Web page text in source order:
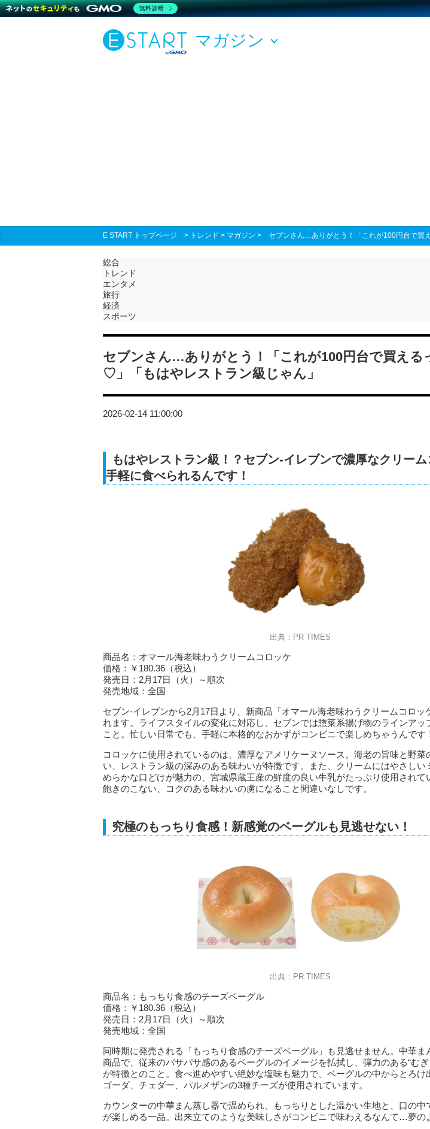
マガジン
E START トップページ > トレンド > マガジン > セブンさん…ありがとう！「これが100円台で買
総合
トレンド
エンタメ
旅行
経済
スポーツ
セブンさん…ありがとう！「これが100円台で買える
♡」「もはやレストラン級じゃん」
2026-02-14 11:00:00
もはやレストラン級！？セブン‐イレブンで濃厚なクリー
手軽に食べられるんです！
出典：PR TIMES
商品名：オマール海老味わうクリームコロッケ
価格：￥180.36（税込）
発売日：2月17日（火）～順次
発売地域：全国
セブン‐イレブンから2月17日より、新商品「オマール海老味わうクリームコロッ
れます。ライフスタイルの変化に対応し、セブンでは惣菜系揚げ物のラインアッ
こと。忙しい日常でも、手軽に本格的なおかずがコンビニで楽しめちゃうんです
コロッケに使用されているのは、濃厚なアメリケーヌソース。海老の旨味と野菜
い、レストラン級の深みのある味わいが特徴です。また、クリームにはやさしい
めらかな口どけが魅力の、宮城県蔵王産の鮮度の良い牛乳がたっぷり使用されて
飽きのこない、コクのある味わいの虜になること間違いなしです。
究極のもっちり食感！新感覚のベーグルも見逃せない！
出典：PR TIMES
商品名：もっちり食感のチーズベーグル
価格：￥180.36（税込）
発売日：2月17日（火）～順次
発売地域：全国
同時期に発売される「もっちり食感のチーズベーグル」も見逃せません。中華ま
商品で、従来のパサパサ感のあるベーグルのイメージを払拭し、弾力のある“む
が特徴とのこと。食べ進めやすい絶妙な塩味も魅力で、ベーグルの中からとろけ
ゴーダ、チェダー、パルメザンの3種チーズが使用されています。
カウンターの中華まん蒸し器で温められ、もっちりとした温かい生地と、口の中
が楽しめる一品。出来立てのような美味しさがコンビニで味わえるなんて…夢
無料診断